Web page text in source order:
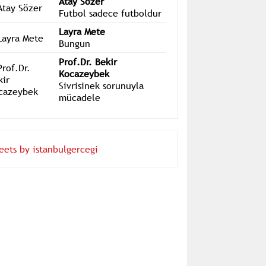
Atay Sözer
Futbol sadece futboldur
Layra Mete
Bungun
Prof.Dr. Bekir
Kocazeybek
Sivrisinek sorunuyla